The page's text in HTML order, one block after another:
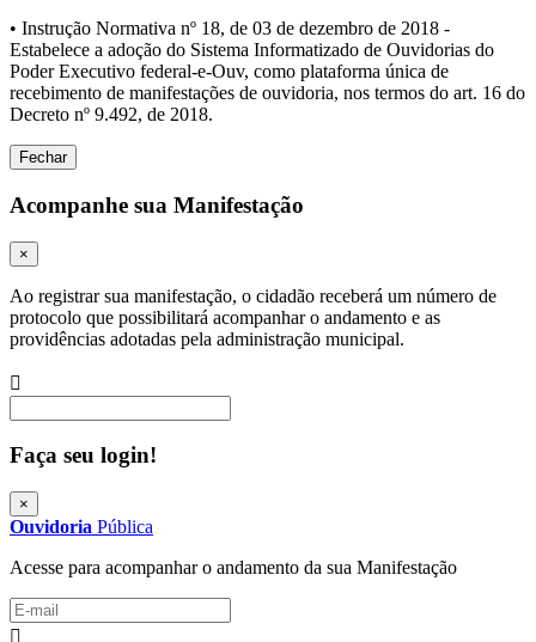
• Instrução Normativa nº 18, de 03 de dezembro de 2018 -
Estabelece a adoção do Sistema Informatizado de Ouvidorias do
Poder Executivo federal-e-Ouv, como plataforma única de
recebimento de manifestações de ouvidoria, nos termos do art. 16 do
Decreto nº 9.492, de 2018.
Fechar
Acompanhe sua Manifestação
×
Ao registrar sua manifestação, o cidadão receberá um número de
protocolo que possibilitará acompanhar o andamento e as
providências adotadas pela administração municipal.
Faça seu login!
×
Ouvidoria Pública
Acesse para acompanhar o andamento da sua Manifestação